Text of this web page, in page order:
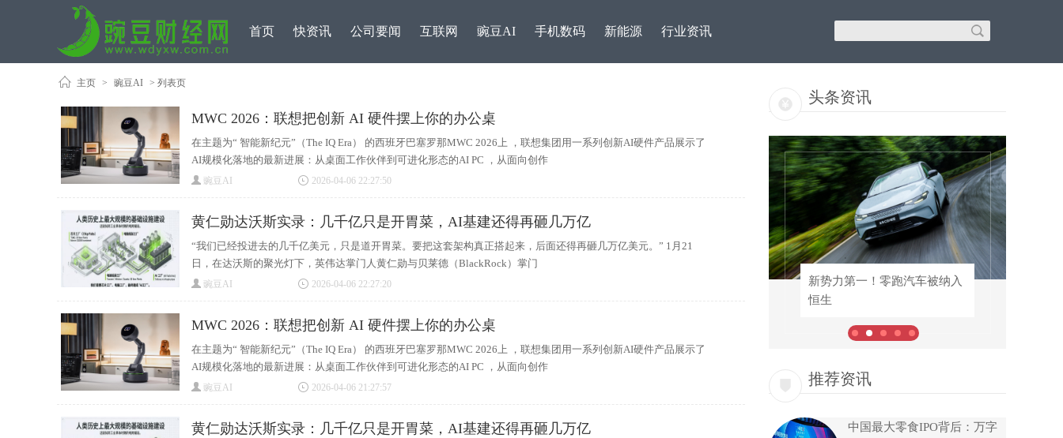
首页 快资讯 公司要闻 互联网 豌豆AI 手机数码 新能源 行业资讯
主页 > 豌豆AI > 列表页
MWC 2026：联想把创新 AI 硬件摆上你的办公桌
在主题为“ 智能新纪元”（The IQ Era） 的西班牙巴塞罗那MWC 2026上 ，联想集团用一系列创新AI硬件产品展示了
AI规模化落地的最新进展：从桌面工作伙伴到可进化形态的AI PC ，从面向创作
豌豆AI 2026-04-06 22:27:50
黄仁勋达沃斯实录：几千亿只是开胃菜，AI基建还得再砸几万亿
“我们已经投进去的几千亿美元，只是道开胃菜。要把这套架构真正搭起来，后面还得再砸几万亿美元。” 1月21
日，在达沃斯的聚光灯下，英伟达掌门人黄仁勋与贝莱德（BlackRock）掌门
豌豆AI 2026-04-06 22:27:20
MWC 2026：联想把创新 AI 硬件摆上你的办公桌
在主题为“ 智能新纪元”（The IQ Era） 的西班牙巴塞罗那MWC 2026上 ，联想集团用一系列创新AI硬件产品展示了
AI规模化落地的最新进展：从桌面工作伙伴到可进化形态的AI PC ，从面向创作
豌豆AI 2026-04-06 21:27:57
黄仁勋达沃斯实录：几千亿只是开胃菜，AI基建还得再砸几万亿
头条资讯
新势力第一！零跑汽车被纳入
恒生
SSS级战斗天使！vivo S50 Pro
mini首批
推荐资讯
中国最大零食IPO背后：万字